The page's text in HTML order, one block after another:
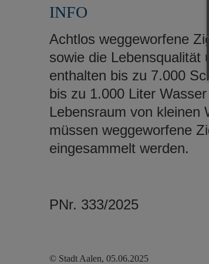
INFO
Achtlos weggeworfene
sowie die Lebensqualität
enthalten bis zu 7.000
bis zu 1.000 Liter
Lebensraum von kleinen
müssen weggeworfene
eingesammelt werden.
PNr. 333/2025
© Stadt Aalen, 05.06.2025